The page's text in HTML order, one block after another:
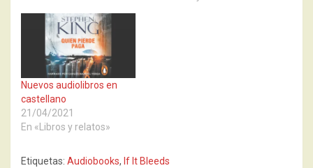
Nuevos audiolibros en
castellano
21/04/2021
En «Libros y relatos»
Etiquetas: Audiobooks, If It Bleeds